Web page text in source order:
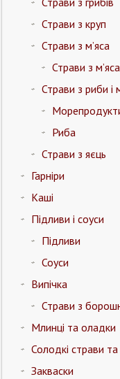
Страви з круп
Страви з м’яса
Страви з
Страви з риби і
Риба
Страви з яєць
Гарніри
Каші
Підливи і соуси
Підливи
Соуси
Випічка
Страви з
Млинці та оладки
Солодкі страви
Закваски